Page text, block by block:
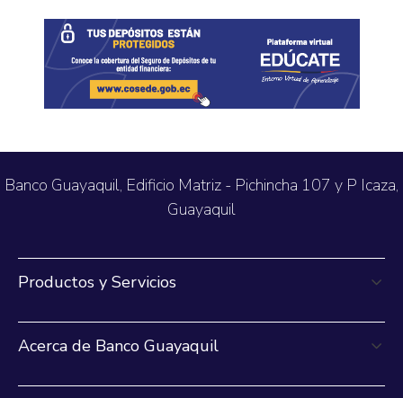
Banco Guayaquil, Edificio Matriz - Pichincha 107 y P Icaza,
Guayaquil
Productos y Servicios
Acerca de Banco Guayaquil